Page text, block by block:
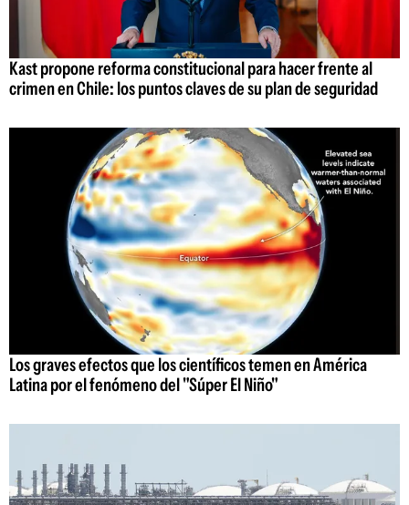
Kast propone reforma constitucional para hacer frente al
crimen en Chile: los puntos claves de su plan de seguridad
Los graves efectos que los científicos temen en América
Latina por el fenómeno del "Súper El Niño"